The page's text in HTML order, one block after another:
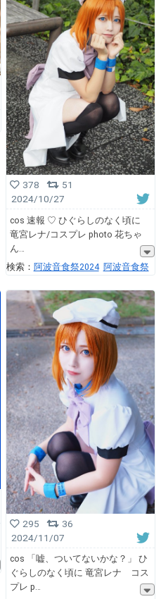
378
51
2024/10/27
cos 速報 ♡ ひぐらしのなく頃に
竜宮レナ/コスプレ photo 花ちゃ
ん
検索： 阿波音食祭2024 阿波音食祭
295
36
2024/11/07
cos 「嘘、ついてないかな？」 ひ
ぐらしのなく頃に 竜宮レナ コス
プレ p